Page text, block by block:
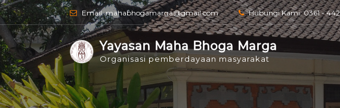
Email: mahabhogamarga@gmail.com Hubungi Kami: 0361 -
Yayasan Maha Bhoga Marga
Organisasi pemberdayaan masyarakat